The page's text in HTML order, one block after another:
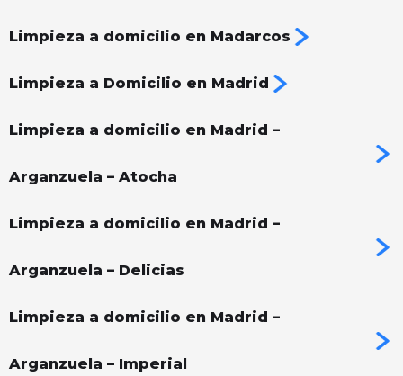
Limpieza a domicilio en Madarcos
Limpieza a Domicilio en Madrid
Limpieza a domicilio en Madrid –
Arganzuela – Atocha
Limpieza a domicilio en Madrid –
Arganzuela – Delicias
Limpieza a domicilio en Madrid –
Arganzuela – Imperial